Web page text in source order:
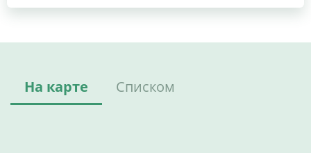
На карте Списком